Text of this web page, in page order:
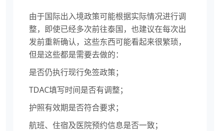
由于国际出入境政策可能根据实际情况进行调
整，即使已经多次前往泰国，也建议在每次出
发前重新确认，这些东西可能看起来很繁琐，
但是这些都是需要去做的：
是否仍执行现行免签政策；
TDAC填写时间是否有调整；
护照有效期是否符合要求；
航班、住宿及医院预约信息是否一致；